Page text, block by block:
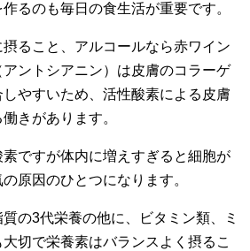
るのも毎日の食生活が重要です。
ること、アルコールなら赤ワイン
ントシアニン）は皮膚のコラーゲ
やすいため、活性酸素による皮膚
きがあります。
ですが体内に増えすぎると細胞が
原因のひとつになります。
の3代栄養の他に、ビタミン類、ミ
切で栄養素はバランスよく摂るこ